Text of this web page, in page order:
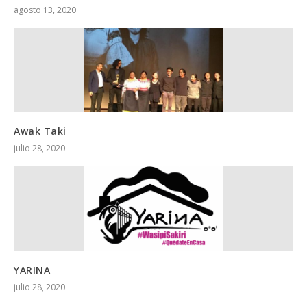
agosto 13, 2020
Awak Taki
julio 28, 2020
YARINA
julio 28, 2020